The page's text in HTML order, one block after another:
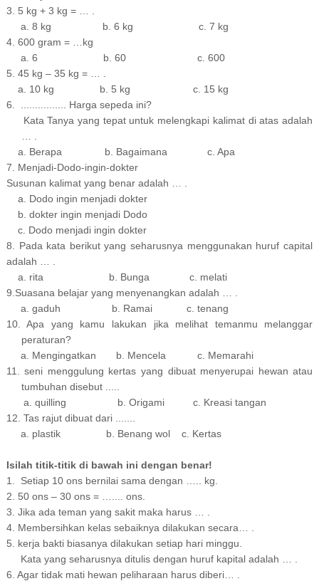
3. 5 kg + 3 kg = … .
a. 8 kg b. 6 kg c. 7 kg
4. 600 gram = …kg
a. 6 b. 60
c. 600
5. 45 kg – 35 kg = … .
a. 10 kg b. 5 kg c. 15 kg
6. ................ Harga sepeda ini?
Kata Tanya yang tepat untuk melengkapi kalimat di atas adalah
a. Berapa b. Bagaimana c. Apa
7. Menjadi-Dodo-ingin-dokter
Susunan kalimat yang benar adalah … .
a. Dodo ingin menjadi dokter
b. dokter ingin menjadi Dodo
c. Dodo menjadi ingin dokter
8. Pada kata berikut yang seharusnya menggunakan huruf capital
adalah … .
a. rita b. Bunga c. melati
9.Suasana belajar yang menyenangkan adalah … .
a. gaduh b. Ramai c. tenang
10. Apa yang kamu lakukan jika melihat temanmu melanggar
peraturan?
a. Mengingatkan b. Mencela c. Memarahi
11. seni menggulung kertas yang dibuat menyerupai hewan atau
tumbuhan disebut .....
a. quilling b. Origami c. Kreasi tangan
12. Tas rajut dibuat dari .......
a. plastik b. Benang wol c. Kertas
Isilah titik-titik di bawah ini dengan benar!
1. Setiap 10 ons bernilai sama dengan ….. kg.
2. 50 ons – 30 ons = ….... ons.
3. Jika ada teman yang sakit maka harus … .
4. Membersihkan kelas sebaiknya dilakukan secara… .
5. kerja bakti biasanya dilakukan setiap hari minggu.
Kata yang seharusnya ditulis dengan huruf kapital adalah … .
6. Agar tidak mati hewan peliharaan harus diberi… .